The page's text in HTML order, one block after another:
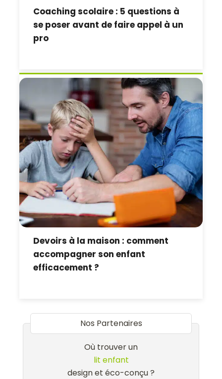
Coaching scolaire : 5 questions à
se poser avant de faire appel à un
pro
Devoirs à la maison : comment
accompagner son enfant
efficacement ?
Nos Partenaires
Où trouver un
lit enfant
design et éco-conçu ?